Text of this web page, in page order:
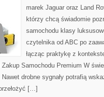
marek Jaguar oraz Land
którzy chcą świadomie
samochodu klasy
czytelnika od ABC po
łącząc praktykę z
Samochodu Premium W
drobne sygnały potrafią
[…]